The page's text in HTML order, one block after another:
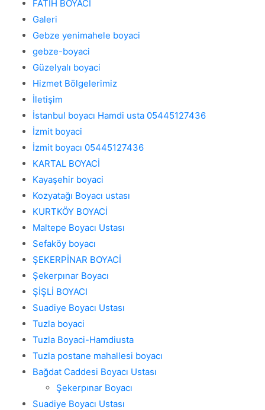
FATİH BOYACI
Galeri
Gebze yenimahele boyaci
gebze-boyaci
Güzelyalı boyaci
Hizmet Bölgelerimiz
İletişim
İstanbul boyacı Hamdi usta 05445127436
İzmit boyaci
İzmit boyacı 05445127436
KARTAL BOYACİ
Kayaşehir boyaci
Kozyatağı Boyacı ustası
KURTKÖY BOYACİ
Maltepe Boyacı Ustası
Sefaköy boyacı
ŞEKERPİNAR BOYACİ
Şekerpınar Boyacı
ŞİŞLİ BOYACI
Suadiye Boyacı Ustası
Tuzla boyaci
Tuzla Boyaci-Hamdiusta
Tuzla postane mahallesi boyacı
Bağdat Caddesi Boyacı Ustası
Şekerpınar Boyacı
Suadiye Boyacı Ustası